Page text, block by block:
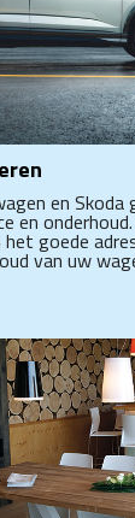
en Skoda
en
het goede
van uw